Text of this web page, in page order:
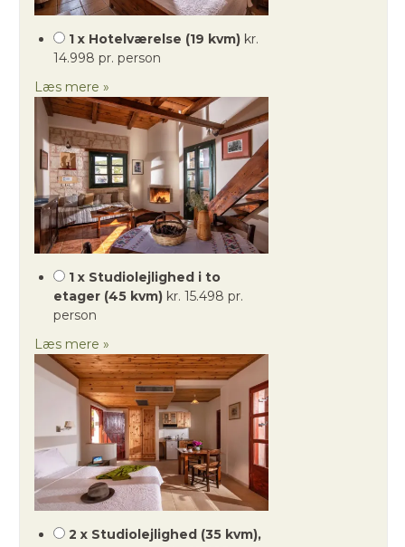
1 x Hotelværelse (19 kvm) kr.
14.998 pr. person
Læs mere »
1 x Studiolejlighed i to
etager (45 kvm) kr. 15.498 pr.
person
Læs mere »
2 x Studiolejlighed (35 kvm),